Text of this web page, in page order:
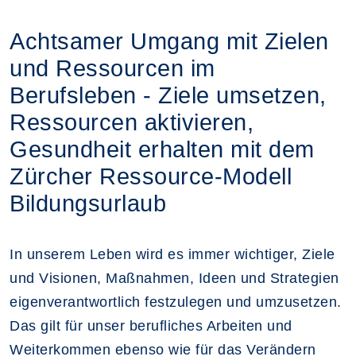
Achtsamer Umgang mit Zielen
und Ressourcen im
Berufsleben - Ziele umsetzen,
Ressourcen aktivieren,
Gesundheit erhalten mit dem
Zürcher Ressource-Modell
Bildungsurlaub
In unserem Leben wird es immer wichtiger, Ziele
und Visionen, Maßnahmen, Ideen und Strategien
eigenverantwortlich festzulegen und umzusetzen.
Das gilt für unser berufliches Arbeiten und
Weiterkommen ebenso wie für das Verändern